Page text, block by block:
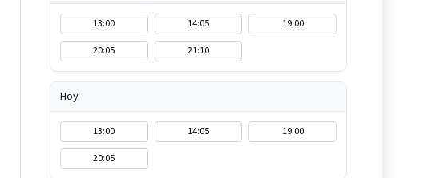
13:00 14:05
19:00
20:05
21:10
Hoy
13:00 14:05
19:00
20:05